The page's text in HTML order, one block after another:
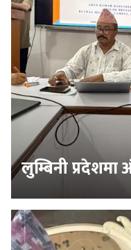
लुम्बिनी प्रदेशमा